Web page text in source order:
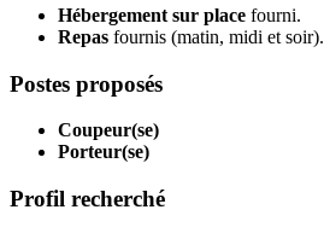
Hébergement sur place fourni.
Repas fournis (matin, midi et soir).
Postes proposés
Coupeur(se)
Porteur(se)
Profil recherché